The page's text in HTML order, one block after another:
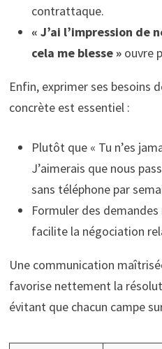
contrattaque.
« J’ai l’impression de
cela me blesse »ouvre
Enfin, exprimer ses besoins
concrète est essentiel :
Plutôt que « Tu n’es
J’aimerais que nous
sans téléphone par
Formuler des
facilite la négociation
Une communication
favorise nettement la
évitant que chacun campe